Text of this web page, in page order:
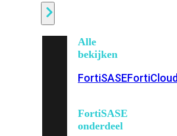
Alle
bekijken
FortiSASEFortiCloud
FortiSASE
onderdeel